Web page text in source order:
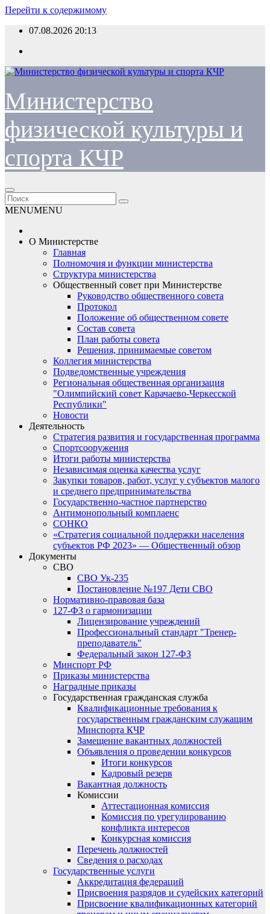
Перейти к содержимому
07.08.2026 20:13
Министерство
физической культуры и
спорта КЧР
MENUMENU
О Министерстве
Главная
Полномочия и функции министерства
Структура министерства
Общественный совет при Министерстве
Руководство общественного совета
Протокол
Положение об общественном совете
Состав совета
План работы совета
Решения, принимаемые советом
Коллегия министерства
Подведомственные учреждения
Региональная общественная организация
"Олимпийский совет Карачаево-Черкесской
Республики"
Новости
Деятельность
Стратегия развития и государственная программа
Спортсооружения
Итоги работы министерства
Независимая оценка качества услуг
Закупки товаров, работ, услуг у субъектов малого
и среднего предпринимательства
Государственно-частное партнерство
Антимонопольный комплаенс
СОНКО
«Стратегия социальной поддержки населения
субъектов РФ 2023» — Общественный обзор
Документы
СВО
СВО Ук-235
Постановление №197 Дети СВО
Нормативно-правовая база
127-ФЗ о гармонизации
Лицензирование учреждений
Профессиональный стандарт "Тренер-
преподаватель"
Федеральный закон 127-ФЗ
Минспорт РФ
Приказы министерства
Наградные приказы
Государственная гражданская служба
Квалификационные требования к
государственным гражданским служащим
Минспорта КЧР
Замещение вакантных должностей
Объявления о проведении конкурсов
Итоги конкурсов
Кадровый резерв
Вакантная должность
Комиссии
Аттестационная комиссия
Комиссия по урегулированию
конфликта интересов
Конкурсная комиссия
Перечень должностей
Сведения о расходах
Государственные услуги
Аккредитация федераций
Присвоения разрядов и судейских категорий
Присвоение квалификационных категорий